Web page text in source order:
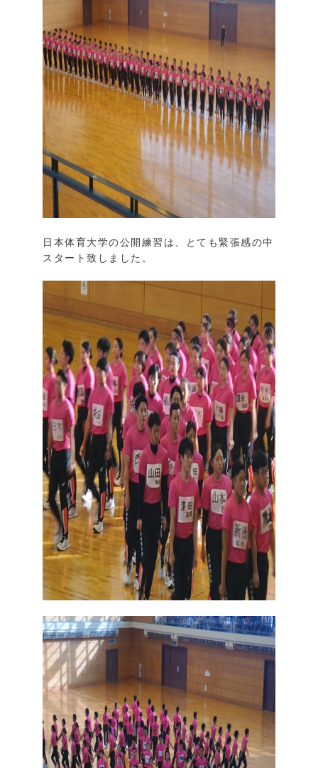
日本体育大学の公開練習は、とても緊張感の中
スタート致しました。